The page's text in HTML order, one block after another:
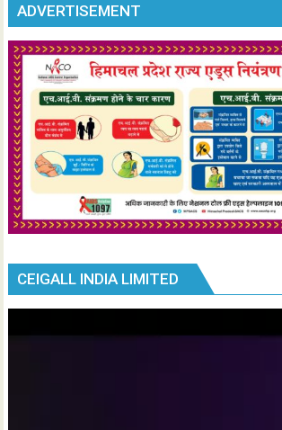
ADVERTISEMENT
CEIGALL INDIA LIMITED